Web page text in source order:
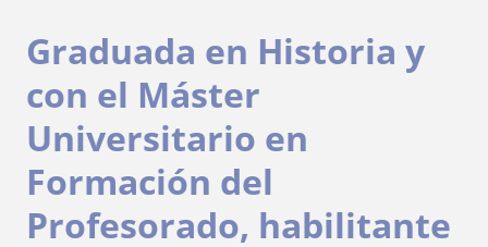
Graduada en Historia y
con el Máster
Universitario en
Formación del
Profesorado, habilitante